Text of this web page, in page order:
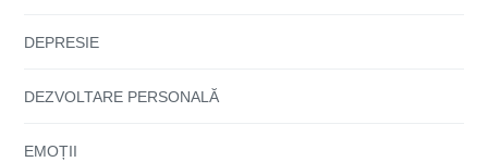
DEPRESIE
DEZVOLTARE PERSONALĂ
EMOȚII